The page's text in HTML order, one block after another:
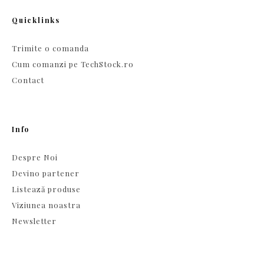
Quicklinks
Trimite o comanda
Cum comanzi pe TechStock.ro
Contact
Info
Despre Noi
Devino partener
Listează produse
Viziunea noastra
Newsletter